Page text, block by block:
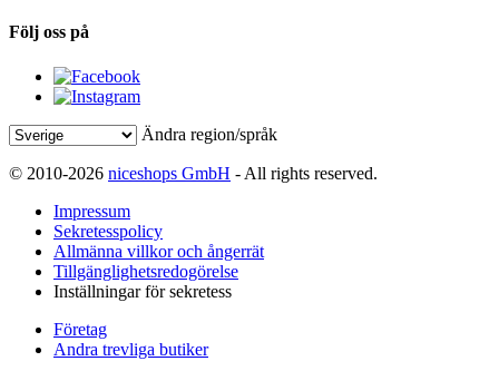
Följ oss på
Ändra region/språk
© 2010-2026 niceshops GmbH - All rights reserved.
Impressum
Sekretesspolicy
Allmänna villkor och ångerrät
Tillgänglighetsredogörelse
Inställningar för sekretess
Företag
Andra trevliga butiker